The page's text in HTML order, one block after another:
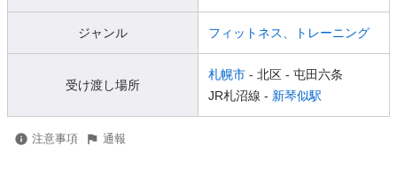
ジャンル フィットネス、トレーニング
受け渡し場所
札幌市 - 北区 - 屯田六条
JR札沼線 - 新琴似駅
注意事項 通報